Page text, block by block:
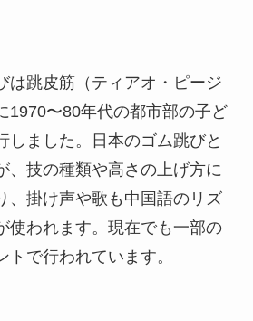
は跳皮筋（ティアオ・ピージ
1970〜80年代の都市部の子ど
しました。日本のゴム跳びと
、技の種類や高さの上げ方に
、掛け声や歌も中国語のリズ
使われます。現在でも一部の
で行われています。